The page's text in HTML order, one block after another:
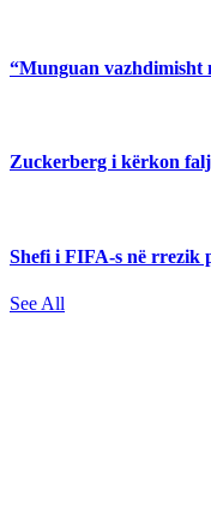
“Munguan vazhdimisht
Zuckerberg i kërkon
Shefi i FIFA-s në rrezik
See All